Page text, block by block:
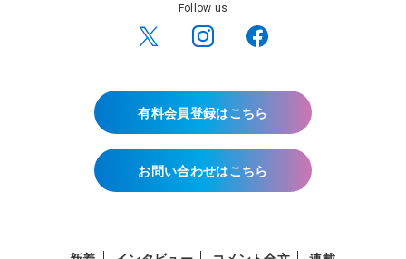
Follow us
有料会員登録はこちら
お問い合わせはこちら